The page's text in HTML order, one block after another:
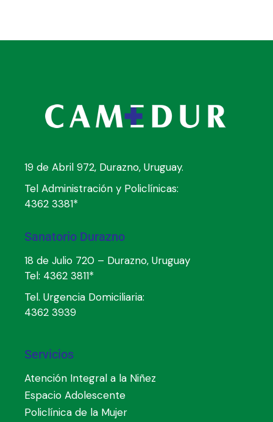
19 de Abril 972, Durazno, Uruguay.
Tel Administración y Policlínicas:
4362 3381*
Sanatorio Durazno
18 de Julio 720 – Durazno, Uruguay
Tel: 4362 3811*
Tel. Urgencia Domiciliaria:
4362 3939
Servicios
Atención Integral a la Niñez
Espacio Adolescente
Policlínica de la Mujer